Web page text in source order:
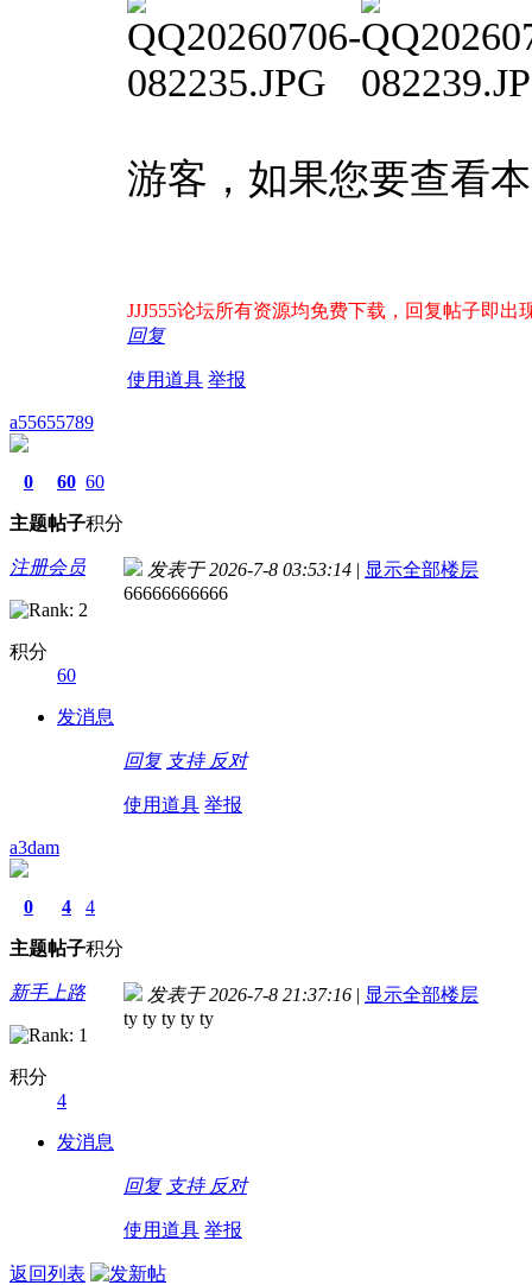
游客，如果您要查看
JJJ555论坛所有资源均免费下载，回复帖子即出
回复
使用道具 举报
a55655789
0
主题
60
帖子
60
积分
注册会员
积分
60
发消息
发表于 2026-7-8 03:53:14 | 显示全部楼层
66666666666
回复 支持 反对
使用道具 举报
a3dam
0
主题
4
帖子
4
积分
新手上路
积分
4
发消息
发表于 2026-7-8 21:37:16 | 显示全部楼层
ty ty ty ty ty
回复 支持 反对
使用道具 举报
返回列表